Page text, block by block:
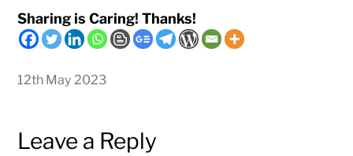
Sharing is Caring! Thanks!
12th May 2023
Leave a Reply